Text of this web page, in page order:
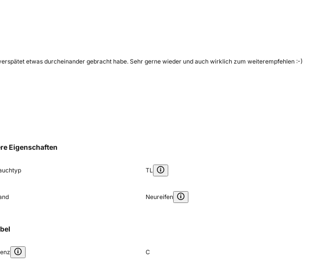
etwas durcheinander gebracht habe. Sehr gerne wieder und auch wirklich zum weiterempfehlen :-)
Eigenschaften
TL
Neureifen
C